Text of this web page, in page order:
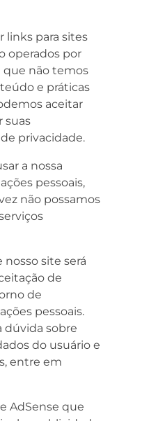
links para sites
operados por
que não temos
e práticas
aceitar
suas
privacidade.
a nossa
pessoais,
não possamos
site será
de
de
pessoais.
dúvida sobre
do usuário e
entre em
AdSense que